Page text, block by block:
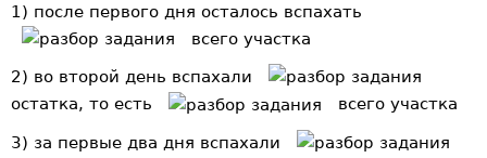
1) после первого дня осталось вспахать
всего участка
2) во второй день вспахали
остатка, то есть
всего участка
3) за первые два дня вспахали